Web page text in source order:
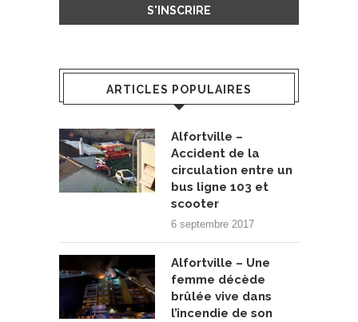
ARTICLES POPULAIRES
Alfortville –
Accident de la
circulation entre un
bus ligne 103 et
scooter
6 septembre 2017
Alfortville – Une
femme décède
brûlée vive dans
l’incendie de son